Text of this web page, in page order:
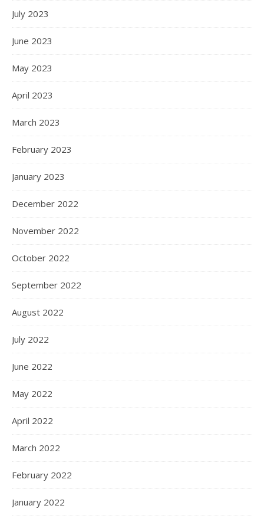
July 2023
June 2023
May 2023
April 2023
March 2023
February 2023
January 2023
December 2022
November 2022
October 2022
September 2022
August 2022
July 2022
June 2022
May 2022
April 2022
March 2022
February 2022
January 2022